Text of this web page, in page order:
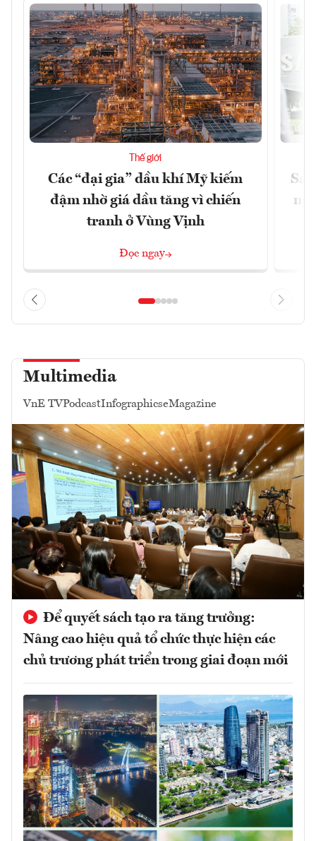
Thế giới
Các “đại gia” dầu khí Mỹ kiếm
đậm nhờ giá dầu tăng vì chiến
tranh ở Vùng Vịnh
Đọc ngay
Multimedia
VnE TVPodcastInfographicseMagazine
Để quyết sách tạo ra tăng trưởng:
Nâng cao hiệu quả tổ chức thực hiện các
chủ trương phát triển trong giai đoạn mới